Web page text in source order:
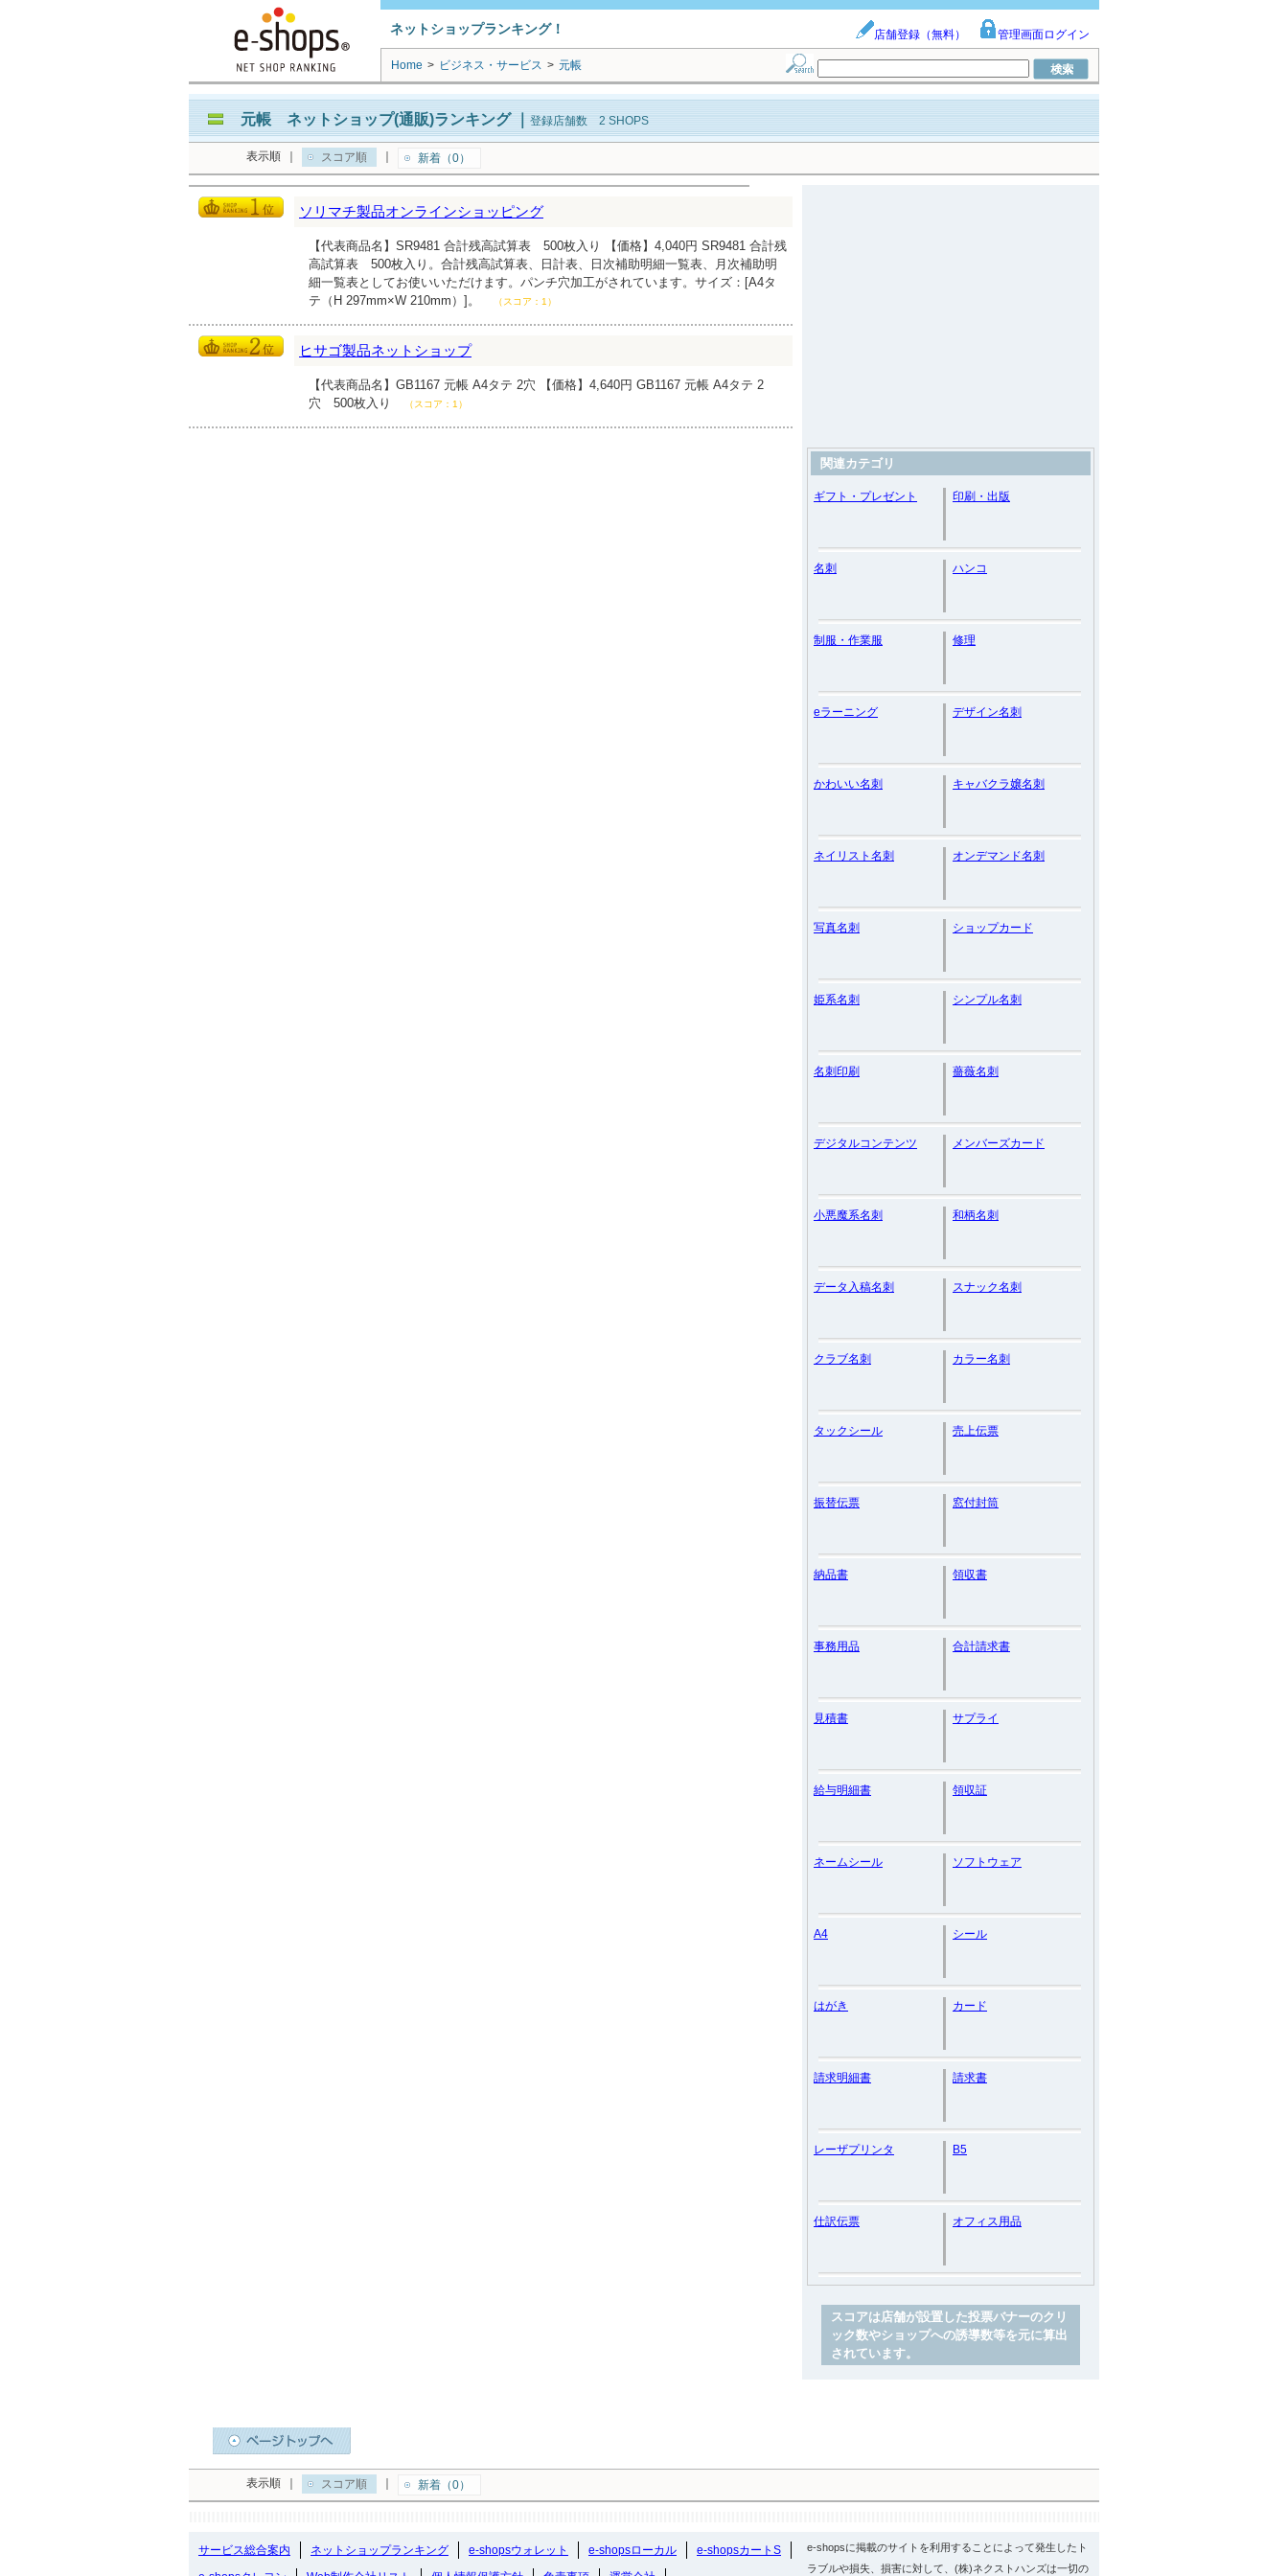
ネットショップランキング！ 店舗登録（無料） 管理画面ログイン
Home > ビジネス・サービス > 元帳
元帳 ネットショップ(通販)ランキング｜ 登録店舗数 2 SHOPS
表示順 スコア順 新着（0）
ソリマチ製品オンラインショッピング
【代表商品名】SR9481 合計残高試算表 500枚入り 【価格】4,040円 SR9481 合計残
高試算表 500枚入り。合計残高試算表、日計表、日次補助明細一覧表、月次補助明
細一覧表としてお使いいただけます。パンチ穴加工がされています。サイズ：[A4タ
テ（H 297mm×W 210mm）]。
（スコア：1）
ヒサゴ製品ネットショップ
【代表商品名】GB1167 元帳 A4タテ 2穴 【価格】4,640円 GB1167 元帳 A4タテ 2
穴 500枚入り
（スコア：1）
関連カテゴリ
ギフト・プレゼント 印刷・出版
名刺 ハンコ
制服・作業服 修理
eラーニング デザイン名刺
かわいい名刺 キャバクラ嬢名刺
ネイリスト名刺 オンデマンド名刺
写真名刺 ショップカード
姫系名刺 シンプル名刺
名刺印刷 薔薇名刺
デジタルコンテンツ メンバーズカード
小悪魔系名刺 和柄名刺
データ入稿名刺 スナック名刺
クラブ名刺 カラー名刺
タックシール 売上伝票
振替伝票 窓付封筒
納品書 領収書
事務用品 合計請求書
見積書 サプライ
給与明細書 領収証
ネームシール ソフトウェア
A4 シール
はがき カード
請求明細書 請求書
レーザプリンタ B5
仕訳伝票 オフィス用品
スコアは店舗が設置した投票バナーのクリ
ック数やショップへの誘導数等を元に算出
されています。
表示順 スコア順 新着（0）
サービス総合案内 ネットショップランキング e-shopsウォレット e-shopsローカル
e-shopsカートS
e-shopsに掲載のサイトを利用することによって発生したト
ラブルや損失、損害に対して、(株)ネクストハンズは一切の